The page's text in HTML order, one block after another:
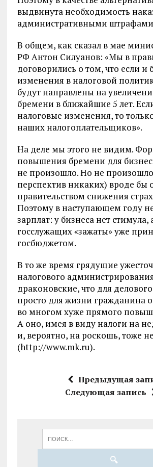
выдвинута необходимость
административными
В общем, как сказал в мае
РФ Антон Силуанов: «Мы в
договорились о том, что если и
изменения в налоговой
будут направлены на
бремени в ближайшие 5 лет.
налоговые изменения, то
наших налогоплательщиков».
На деле мы этого не видим.
повышения бремени для
не произошло. Но не
перспектив никаких) вроде бы
правительством снижения
Поэтому в наступающем году
зарплат: у бизнеса нет стимула,
госслужащих «зажаты» уже
госбюджетом.
В то же время грядущие
налогового
драконовские, что для
просто для жизни гражданина
во многом хуже прямого
А оно, имея в виду налоги на
и, вероятно, на роскошь, тоже
(http://www.mk.ru).
Предыдущая
Следующая запись